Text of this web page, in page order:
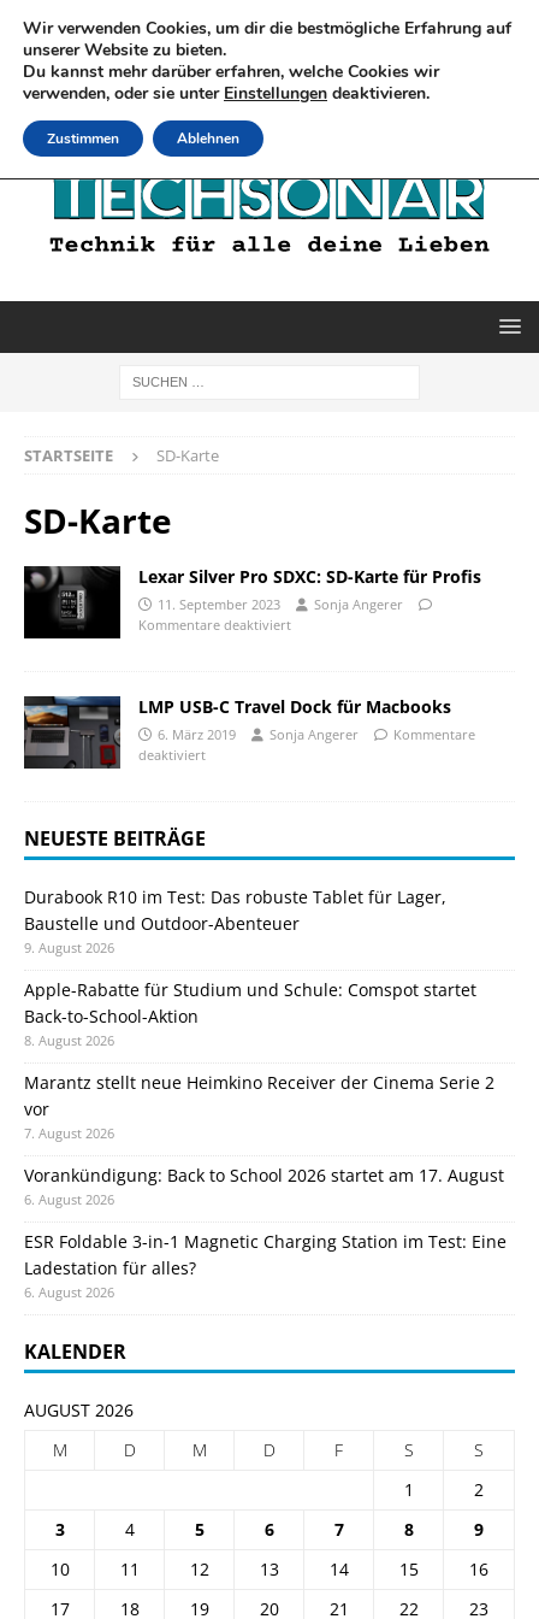
STARTSEITE SD-Karte
SD-Karte
Lexar Silver Pro SDXC: SD-Karte für Profis
11. September 2023
Sonja Angerer
Kommentare deaktiviert
LMP USB-C Travel Dock für Macbooks
6. März 2019 Sonja Angerer
Kommentare
deaktiviert
NEUESTE BEITRÄGE
Durabook R10 im Test: Das robuste Tablet für Lager,
Baustelle und Outdoor-Abenteuer
9. August 2026
Apple-Rabatte für Studium und Schule: Comspot startet
Back-to-School-Aktion
8. August 2026
Marantz stellt neue Heimkino Receiver der Cinema Serie 2
vor
7. August 2026
Vorankündigung: Back to School 2026 startet am 17. August
6. August 2026
ESR Foldable 3-in-1 Magnetic Charging Station im Test: Eine
Ladestation für alles?
6. August 2026
KALENDER
AUGUST 2026
M
D M D F S
S
1
2
3
4 5 6 7 8
9
10
11 12 13 14 15
16
17
18 19 20 21 22 23
Wir verwenden Cookies, um dir die bestmögliche Erfahrung auf
unserer Website zu bieten.
Du kannst mehr darüber erfahren, welche Cookies wir
verwenden, oder sie unter Einstellungen deaktivieren.
Zustimmen Ablehnen